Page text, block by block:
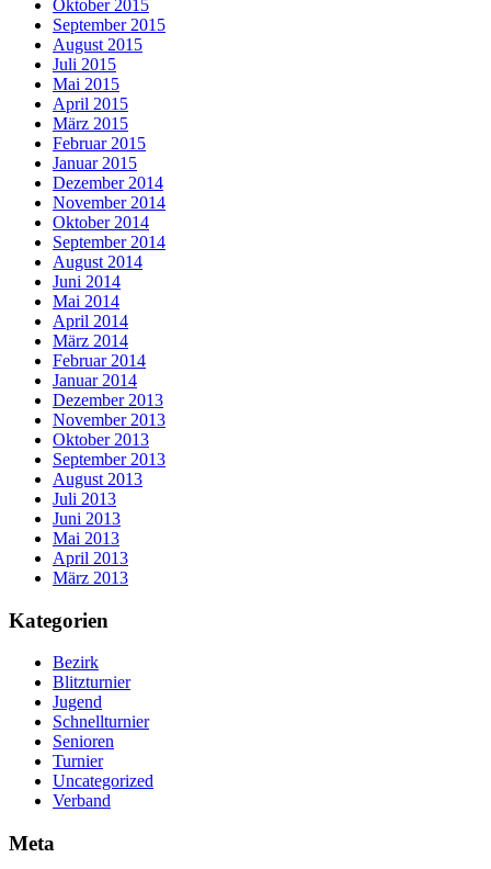
Oktober 2015
September 2015
August 2015
Juli 2015
Mai 2015
April 2015
März 2015
Februar 2015
Januar 2015
Dezember 2014
November 2014
Oktober 2014
September 2014
August 2014
Juni 2014
Mai 2014
April 2014
März 2014
Februar 2014
Januar 2014
Dezember 2013
November 2013
Oktober 2013
September 2013
August 2013
Juli 2013
Juni 2013
Mai 2013
April 2013
März 2013
Kategorien
Bezirk
Blitzturnier
Jugend
Schnellturnier
Senioren
Turnier
Uncategorized
Verband
Meta